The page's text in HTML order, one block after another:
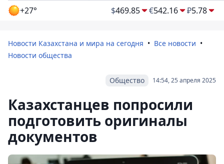
+27° $469.85 €542.16 ₽5.78
Новости Казахстана и мира на сегодня
Все новости
Новости общества
14:54, 25 апреля 2025
Общество
Казахстанцев попросили
подготовить оригиналы
документов